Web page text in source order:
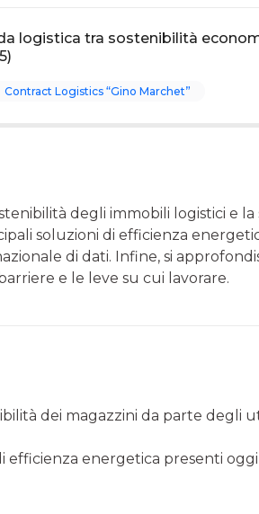
logistica tra sostenibilità
Contract Logistics “Gino Marchet”
degli immobili logistici e
soluzioni di efficienza
di dati. Infine, si
e le leve su cui lavorare.
dei magazzini da parte degli
efficienza energetica presenti